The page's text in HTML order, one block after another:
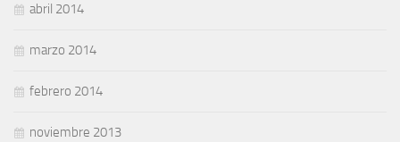
abril 2014
marzo 2014
febrero 2014
noviembre 2013